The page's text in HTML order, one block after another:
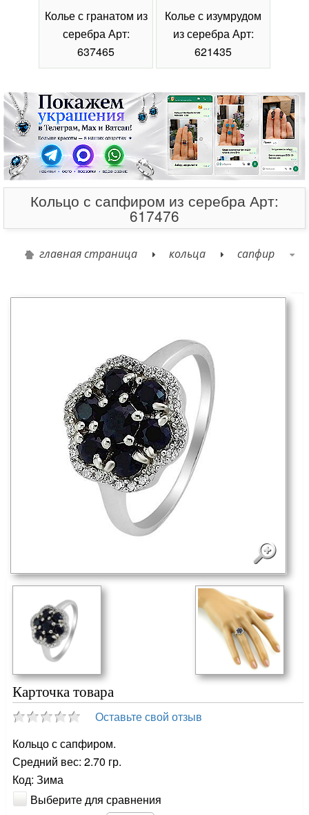
Колье с гранатом из
серебра Арт:
637465
Колье с изумрудом
из серебра Арт:
621435
Кольцо с сапфиром из серебра Арт:
617476
главная страница кольца сапфир
Карточка товара
Оставьте свой отзыв
Кольцо с сапфиром.
Средний вес: 2.70 гр.
Код: Зима
Выберите для сравнения